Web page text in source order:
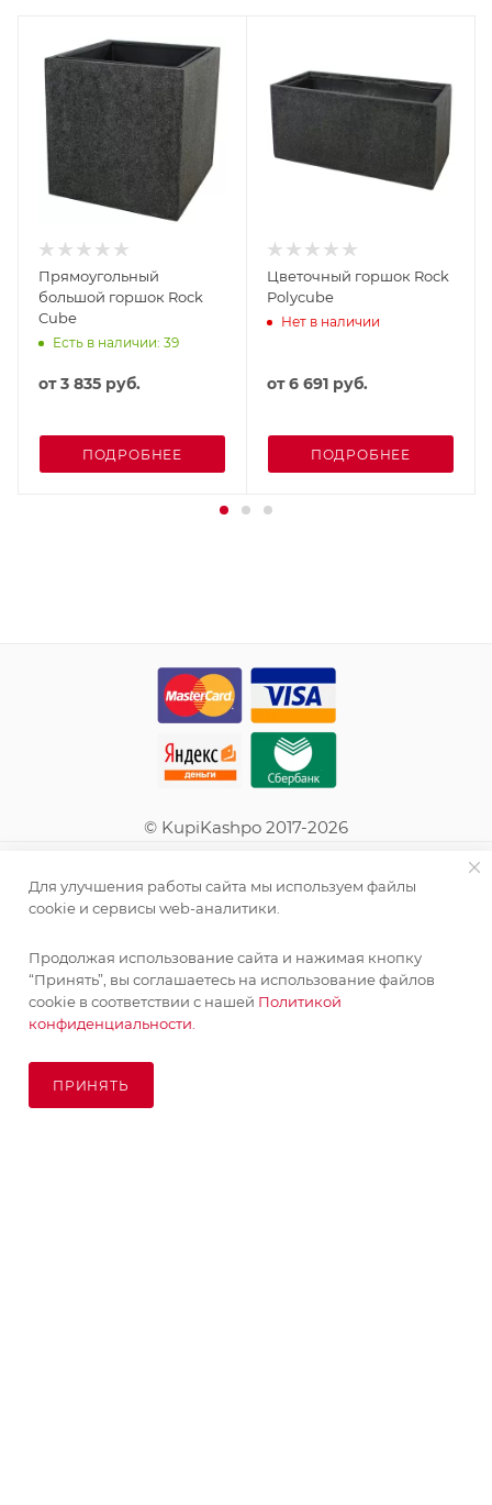
Прямоугольный
большой горшок Rock
Cube
Есть в наличии: 39
от3 835 руб.
ПОДРОБНЕЕ
Цветочный горшок Rock
Polycube
Нет в наличии
от6 691 руб.
ПОДРОБНЕЕ
© KupiKashpo 2017-2026
ПОМОЩЬ
ПОДПИСАТЬСЯ НА РАССЫЛКУ
Для улучшения работы сайта мы используем файлы
cookie и сервисы web-аналитики.
Продолжая использование сайта и нажимая кнопку
“Принять”, вы соглашаетесь на использование файлов
cookie в соответствии с нашей Политикой
конфиденциальности.
ПРИНЯТЬ